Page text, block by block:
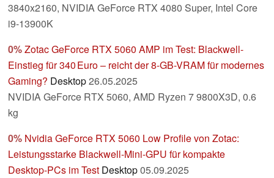
3840x2160, NVIDIA GeForce RTX 4080 Super, Intel Core
i9-13900K
0%Zotac GeForce RTX 5060 AMP im Test: Blackwell-
Einstieg für 340 Euro – reicht der 8-GB-VRAM für modernes
Gaming? Desktop26.05.2025
NVIDIA GeForce RTX 5060, AMD Ryzen 7 9800X3D, 0.6
kg
0% Nvidia GeForce RTX 5060 Low Profile von Zotac:
Leistungsstarke Blackwell-Mini-GPU für kompakte
Desktop-PCs im Test Desktop05.09.2025